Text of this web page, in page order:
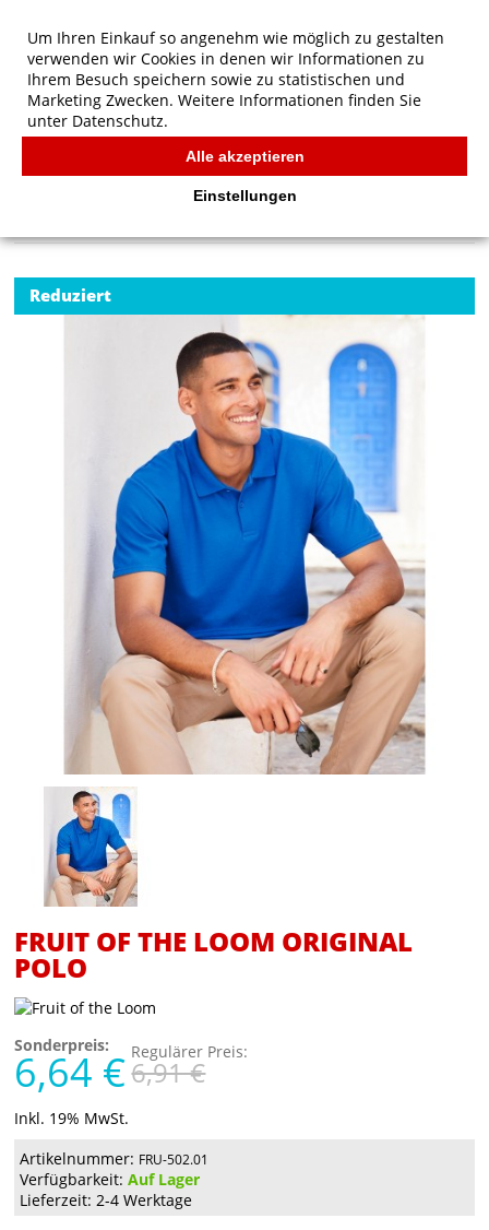
Fruit of the Loom Original Polo
Reduziert
FRUIT OF THE LOOM ORIGINAL
POLO
Sonderpreis:
6,64 € Regulärer Preis:
6,91 €
Inkl. 19% MwSt.
Artikelnummer: FRU-502.01
Verfügbarkeit:Auf Lager
Lieferzeit: 2-4 Werktage
Um Ihren Einkauf so angenehm wie möglich zu gestalten
verwenden wir Cookies in denen wir Informationen zu
Ihrem Besuch speichern sowie zu statistischen und
Marketing Zwecken. Weitere Informationen finden Sie
unter Datenschutz.
Alle akzeptieren
Einstellungen